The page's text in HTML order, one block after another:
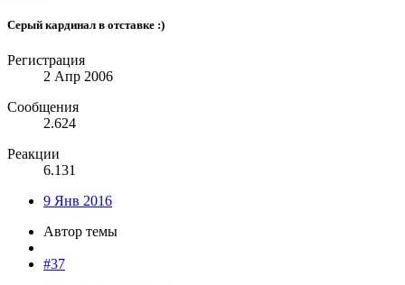
Серый кардинал в отставке :)
Регистрация
2 Апр 2006
Сообщения
2.624
Реакции
6.131
9 Янв 2016
Автор темы
#37